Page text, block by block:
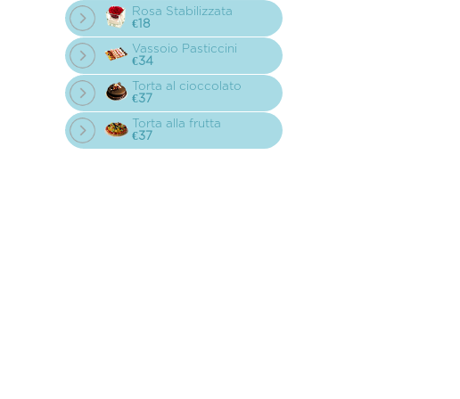
Rosa Stabilizzata
€18
Vassoio Pasticcini
€34
Torta al cioccolato
€37
Torta alla frutta
€37